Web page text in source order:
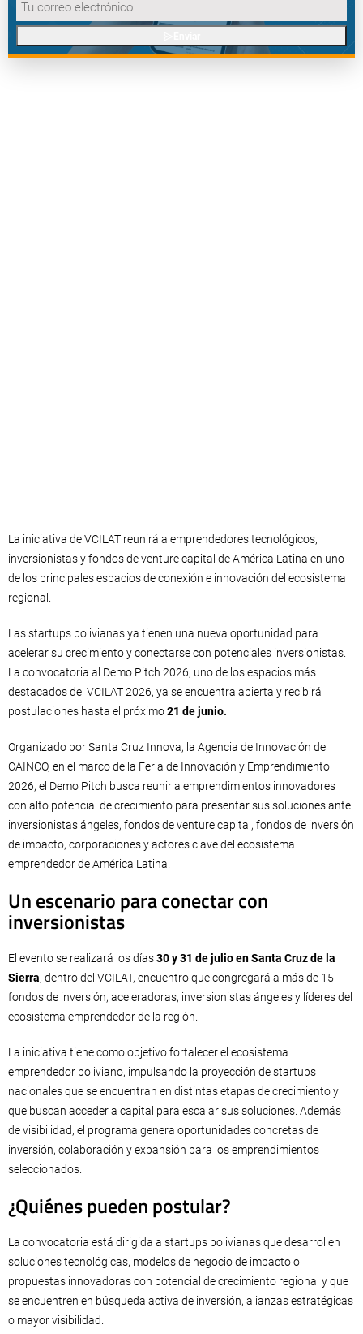
La iniciativa de VCILAT reunirá a emprendedores tecnológicos,
inversionistas y fondos de venture capital de América Latina en uno
de los principales espacios de conexión e innovación del ecosistema
regional.
Las startups bolivianas ya tienen una nueva oportunidad para
acelerar su crecimiento y conectarse con potenciales inversionistas.
La convocatoria al Demo Pitch 2026, uno de los espacios más
destacados del VCILAT 2026, ya se encuentra abierta y recibirá
postulaciones hasta el próximo21 de junio.
Organizado por Santa Cruz Innova, la Agencia de Innovación de
CAINCO, en el marco de la Feria de Innovación y Emprendimiento
2026, el Demo Pitch busca reunir a emprendimientos innovadores
con alto potencial de crecimiento para presentar sus soluciones ante
inversionistas ángeles, fondos de venture capital, fondos de inversión
de impacto, corporaciones y actores clave del ecosistema
emprendedor de América Latina.
Un escenario para conectar con
inversionistas
El evento se realizará los días30 y 31 de julio en Santa Cruz de la
Sierra, dentro del VCILAT, encuentro que congregará a más de 15
fondos de inversión, aceleradoras, inversionistas ángeles y líderes del
ecosistema emprendedor de la región.
La iniciativa tiene como objetivo fortalecer el ecosistema
emprendedor boliviano, impulsando la proyección de startups
nacionales que se encuentran en distintas etapas de crecimiento y
que buscan acceder a capital para escalar sus soluciones. Además
de visibilidad, el programa genera oportunidades concretas de
inversión, colaboración y expansión para los emprendimientos
seleccionados.
¿Quiénes pueden postular?
La convocatoria está dirigida a startups bolivianas que desarrollen
soluciones tecnológicas, modelos de negocio de impacto o
propuestas innovadoras con potencial de crecimiento regional y que
se encuentren en búsqueda activa de inversión, alianzas estratégicas
o mayor visibilidad.